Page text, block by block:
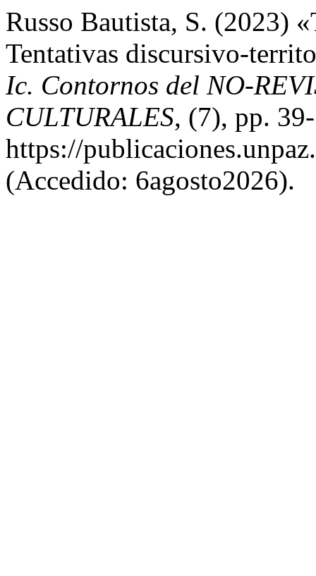
Russo Bautista, S. (2023)
Tentativas discursivo-
Ic. Contornos del NO-
CULTURALES, (7), pp.
https://
(Accedido: 6agosto2026).